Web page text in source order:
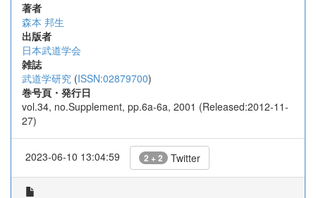
著者
森本 邦生
出版者
日本武道学会
雑誌
武道学研究 (ISSN:02879700)
巻号頁・発行日
vol.34, no.Supplement, pp.6a-6a, 2001 (Released:2012-11-
27)
2023-06-10 13:04:59 2 + 2 Twitter